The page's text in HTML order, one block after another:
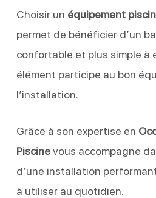
Choisir un équipement
permet de bénéficier d’un
confortable et plus simple à
élément participe au bon
l’installation.
Grâce à son expertise en
Piscinevous accompagne
d’une installation
à utiliser au quotidien.